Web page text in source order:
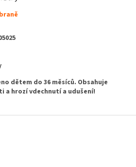
dětem do 36 měsíců. Obsahuje
a hrozí vdechnutí a udušení!